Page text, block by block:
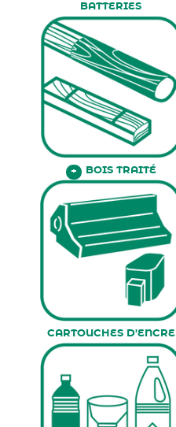
BATTERIES
+ BOIS TRAITÉ
CARTOUCHES D'ENCRE